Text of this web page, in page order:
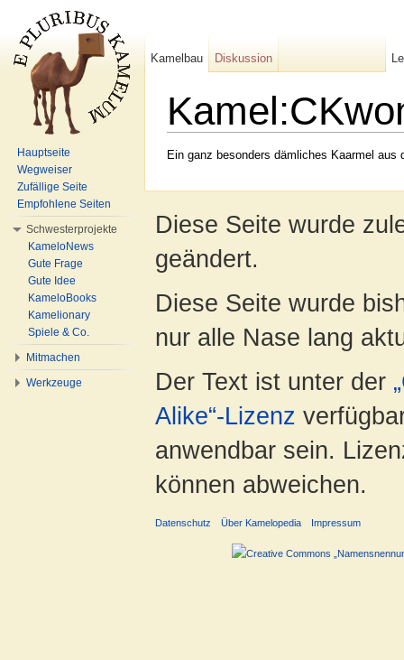
Ein ganz besonders dämliches Kaarmel aus
Kamelbau Diskussion
Hauptseite
Wegweiser
Zufällige Seite
Empfohlene Seiten
Schwesterprojekte
KameloNews
Gute Frage
Gute Idee
KameloBooks
Kamelionary
Spiele & Co.
Mitmachen
Werkzeuge
Diese Seite wurde
geändert.
Diese Seite wurde
nur alle Nase lang
Der Text ist unter der
Alike“-Lizenz
anwendbar sein.
können abweichen.
Datenschutz Über Kamelopedia Impressum